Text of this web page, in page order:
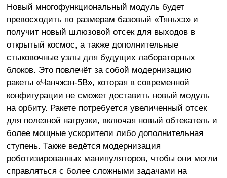
Новый многофункциональный модуль будет
превосходить по размерам базовый «Тяньхэ» и
получит новый шлюзовой отсек для выходов в
открытый космос, а также дополнительные
стыковочные узлы для будущих лабораторных
блоков. Это повлечёт за собой модернизацию
ракеты «Чанчжэн-5B», которая в современной
конфигурации не сможет доставить новый модуль
на орбиту. Ракете потребуется увеличенный отсек
для полезной нагрузки, включая новый обтекатель и
более мощные ускорители либо дополнительная
ступень. Также ведётся модернизация
роботизированных манипуляторов, чтобы они могли
справляться с более сложными задачами на